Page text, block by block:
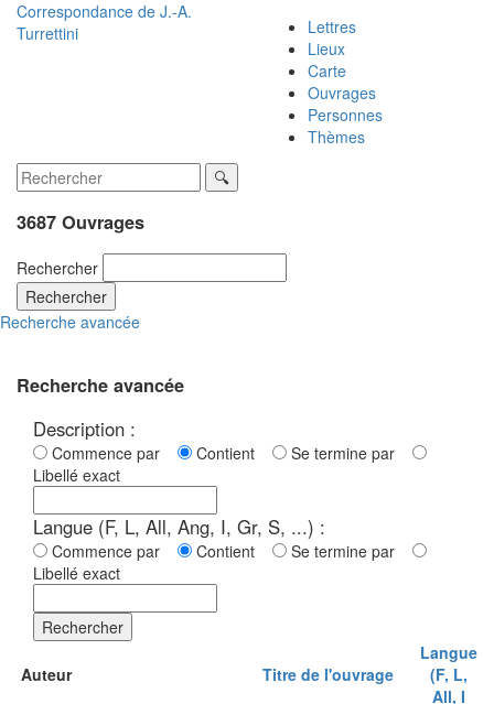
Correspondance de J.-A.
Turrettini
Lettres
Lieux
Carte
Ouvrages
Personnes
Thèmes
3687 Ouvrages
Rechercher
Rechercher
Recherche avancée
Recherche avancée
Description :
Commence par Contient
Se termine par
Libellé exact
Langue (F, L, All, Ang, I, Gr, S, ...) :
Commence par Contient
Se termine par
Libellé exact
Rechercher
Auteur Titre de l'ouvrage
Langue
(F, L,
All, I